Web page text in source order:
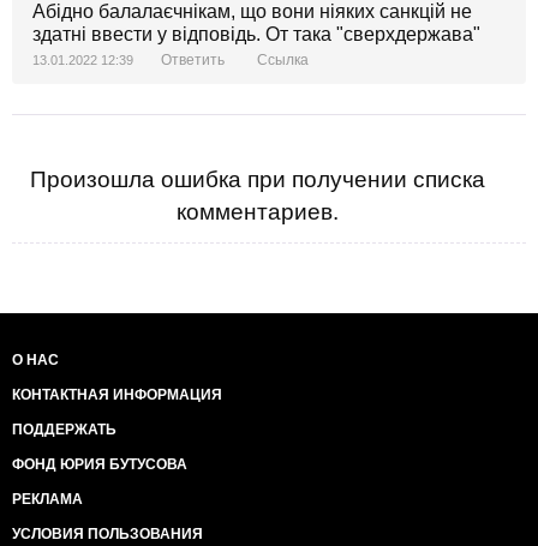
Абідно балалаєчнікам, що вони ніяких санкцій не
здатні ввести у відповідь. От така "сверхдержава"
13.01.2022 12:39 Ответить Ссылка
Произошла ошибка при получении списка
комментариев.
О НАС
КОНТАКТНАЯ ИНФОРМАЦИЯ
ПОДДЕРЖАТЬ
ФОНД ЮРИЯ БУТУСОВА
РЕКЛАМА
УСЛОВИЯ ПОЛЬЗОВАНИЯ